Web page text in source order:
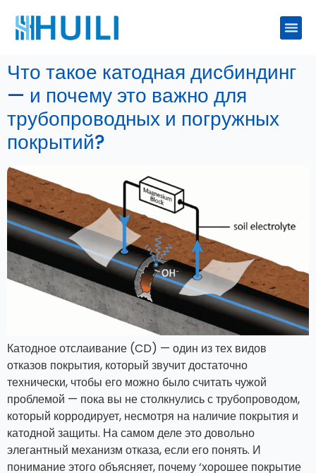
Что такое катодная дисбиндинг
— и почему это важно для
трубопроводных и погружных
покрытий?
Катодное отслаивание (CD) — один из тех видов
отказов покрытия, который звучит достаточно
технически, чтобы его можно было считать чужой
проблемой — пока вы не столкнулись с трубопроводом,
который корродирует, несмотря на наличие покрытия и
катодной защиты. На самом деле это довольно
элегантный механизм отказа, если его понять. И
понимание этого объясняет, почему ‘хорошее покрытие